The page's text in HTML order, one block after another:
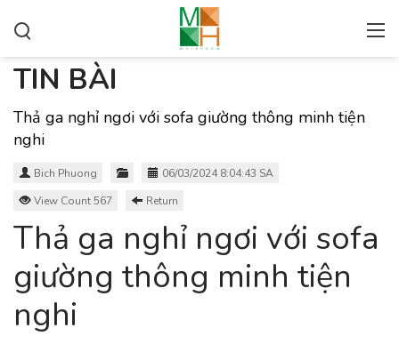
TIN BÀI
Thả ga nghỉ ngơi với sofa giường thông minh tiện
nghi
Bich Phuong
06/03/2024 8:04:43 SA
View Count 567
Return
Thả ga nghỉ ngơi với sofa
giường thông minh tiện
nghi